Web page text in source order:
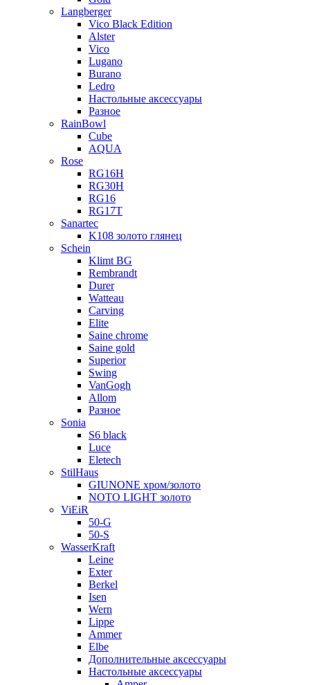
Langberger
Vico Black Edition
Alster
Vico
Lugano
Burano
Ledro
Настольные аксессуары
Разное
RainBowl
Cube
AQUA
Rose
RG16H
RG30H
RG16
RG17T
Sanartec
K108 золото глянец
Schein
Klimt BG
Rembrandt
Durer
Watteau
Carving
Elite
Saine chrome
Saine gold
Superior
Swing
VanGogh
Allom
Разное
Sonia
S6 black
Luce
Eletech
StilHaus
GIUNONE хром/золото
NOTO LIGHT золото
ViEiR
50-G
50-S
WasserKraft
Leine
Exter
Berkel
Isen
Wern
Lippe
Ammer
Elbe
Дополнительные аксессуары
Настольные аксессуары